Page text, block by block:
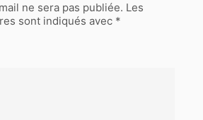
ne sera pas publiée. Les
sont indiqués avec *